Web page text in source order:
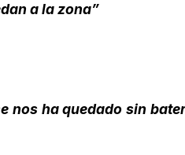
a la zona”
nos ha quedado sin